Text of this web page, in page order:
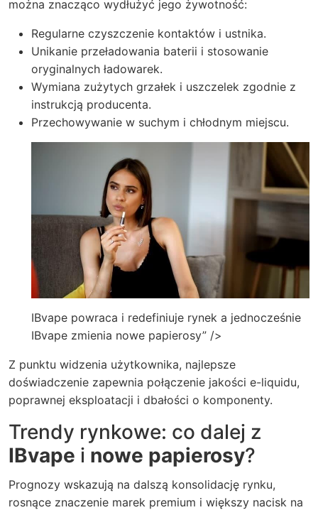
można znacząco wydłużyć jego żywotność:
Regularne czyszczenie kontaktów i ustnika.
Unikanie przeładowania baterii i stosowanie
oryginalnych ładowarek.
Wymiana zużytych grzałek i uszczelek zgodnie z
instrukcją producenta.
Przechowywanie w suchym i chłodnym miejscu.
IBvape powraca i redefiniuje rynek a jednocześnie
IBvape zmienia nowe papierosy” />
Z punktu widzenia użytkownika, najlepsze
doświadczenie zapewnia połączenie jakości e-liquidu,
poprawnej eksploatacji i dbałości o komponenty.
Trendy rynkowe: co dalej z
IBvape i nowe papierosy?
Prognozy wskazują na dalszą konsolidację rynku,
rosnące znaczenie marek premium i większy nacisk na